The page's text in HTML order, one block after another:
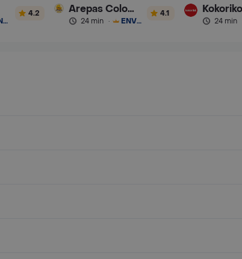
ENVÍO GRATIS
4.2 Arepas Colombianas Premium
24 min · ENVÍO GRATIS
4.1
24 min